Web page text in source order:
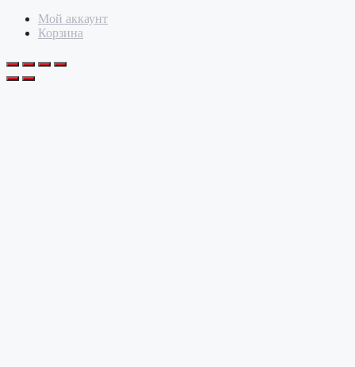
Мой аккаунт
Корзина